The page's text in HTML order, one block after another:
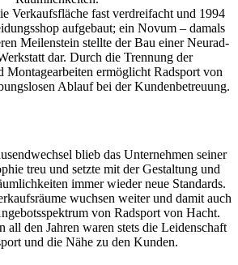
Verkaufsfläche fast verdreifacht und 1994
aufgebaut; ein Novum – damals
Meilenstein stellte der Bau einer Neurad-
dar. Durch die Trennung der
Montagearbeiten ermöglicht Radsport von
Ablauf bei der Kundenbetreuung.
blieb das Unternehmen seiner
treu und setzte mit der Gestaltung und
immer wieder neue Standards.
wuchsen weiter und damit auch
von Radsport von Hacht.
all den Jahren waren stets die Leidenschaft
und die Nähe zu den Kunden.